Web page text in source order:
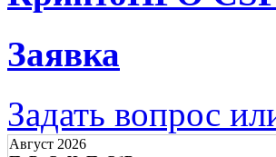
Заявка
Задать вопрос
Август 2026